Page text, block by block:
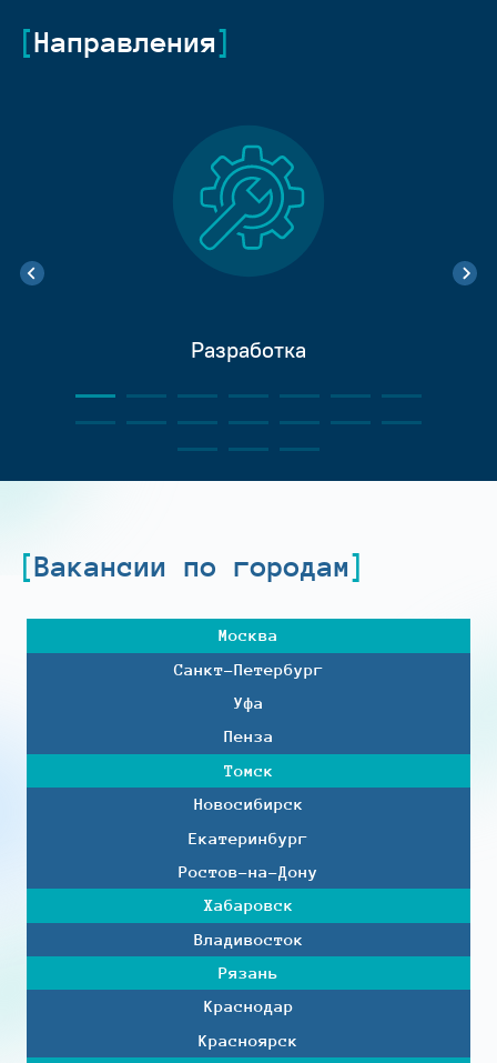
Направления
Разработка
Вакансии по городам
Москва
Санкт-Петербург
Уфа
Пенза
Томск
Новосибирск
Екатеринбург
Ростов-на-Дону
Хабаровск
Владивосток
Рязань
Краснодар
Красноярск